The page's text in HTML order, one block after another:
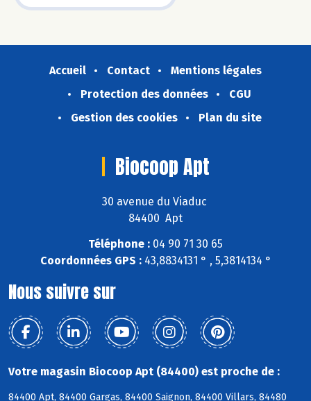
Accueil Contact
Mentions légales
Protection des données
CGU
Gestion des cookies
Plan du site
Biocoop Apt
30 avenue du Viaduc
84400 Apt
Téléphone : 04 90 71 30 65
Coordonnées GPS :43,8834131 ° , 5,3814134 °
Nous suivre sur
Votre magasin Biocoop Apt (84400) est proche de :
84400 Apt, 84400 Gargas, 84400 Saignon, 84400 Villars, 84480